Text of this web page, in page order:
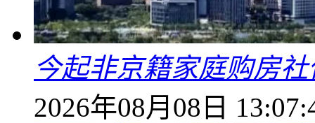
今起非京籍家庭购房
2026年08月08日